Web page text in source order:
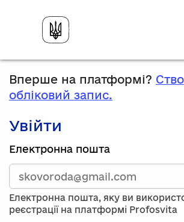
Вперше на платформі?
обліковий запис.
Увійти
Зареєструйтесь,
використавши
електронну
адресу
та
пароль.
Якщо
Електронна пошта
Електронна пошта, яку ви
реєстрації на платформі Profosvita